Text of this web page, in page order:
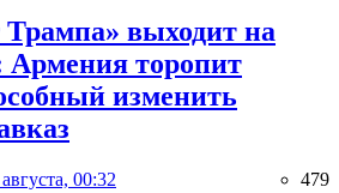
выходит на
Армения торопит
изменить
00:32 479